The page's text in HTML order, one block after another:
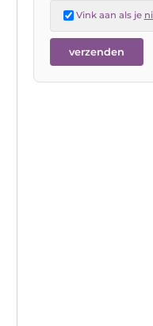
Vink aan als je